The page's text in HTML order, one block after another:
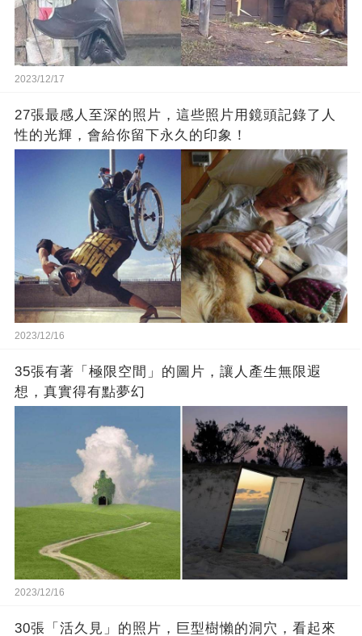
2023/12/17
27張最感人至深的照片，這些照片用鏡頭記錄了人
性的光輝，會給你留下永久的印象！
2023/12/16
35張有著「極限空間」的圖片，讓人產生無限遐
想，真實得有點夢幻
2023/12/16
30張「活久見」的照片，巨型樹懶的洞穴，看起來